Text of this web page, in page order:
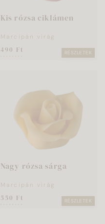
Kis rózsa ciklámen
Marcipán virág
490 Ft RÉSZLETEK
Nagy rózsa sárga
Marcipán virág
550 Ft RÉSZLETEK